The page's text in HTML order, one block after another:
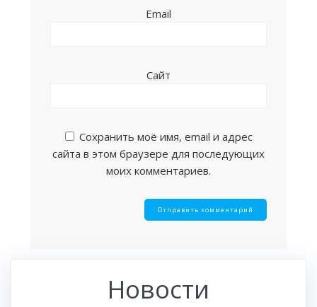
Email
Сайт
Сохранить моё имя, email и адрес
сайта в этом браузере для последующих
моих комментариев.
Новости